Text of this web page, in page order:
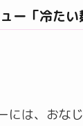
ー「冷たい
には、おな